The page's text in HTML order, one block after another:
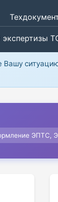
экспертизы
ЭПТС,